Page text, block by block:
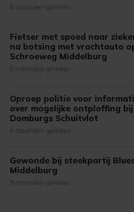
8 maanden geleden
Fietser met spoed naar
na botsing met vrachtauto
Schroeweg Middelburg
8 maanden geleden
Oproep politie voor
over mogelijke ontploffing
Domburgs Schuitvlot
8 maanden geleden
Gewonde bij steekpartij
Middelburg
9 maanden geleden